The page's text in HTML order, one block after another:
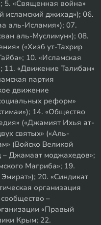
5. «Священная война»
исламский джихад»); 06.
аль-Исламия»); 07.
аль-Муслимун»); 08.
(«Хизб ут-Тахрир
10. «Исламская
11. «Движение Талибан»
партия
движение
реформ»
14. «Общество
(«Джамият Ихья ат-
святых» («Аль-
(Войско Великой
– Джамаат моджахедов»;
Магриба»; 19.
20. «Синдикат
организация
–
«Правый
Крым; 22.